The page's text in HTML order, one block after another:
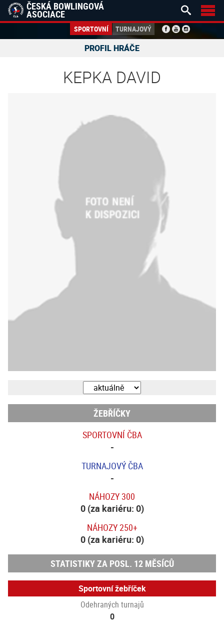
ČESKÁ BOWLINGOVÁ
ASOCIACE
SPORTOVNÍ TURNAJOVÝ
 
PROFIL HRÁČE
KEPKA DAVID
ŽEBŘÍČKY
SPORTOVNÍ ČBA
-
TURNAJOVÝ ČBA
-
NÁHOZY 300
0 (za kariéru: 0)
NÁHOZY 250+
0 (za kariéru: 0)
STATISTIKY ZA POSL. 12 MĚSÍCŮ
Sportovní žebříček
Odehraných turnajů
0